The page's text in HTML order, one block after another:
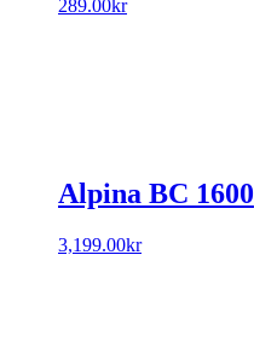
289.00kr
Alpina BC 1600
3,199.00kr